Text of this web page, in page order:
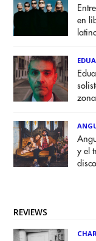
en
y el
disco
REVIEWS